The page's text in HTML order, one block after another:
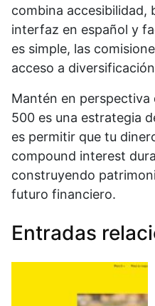
combina accesibilidad,
interfaz en español y
es simple, las
acceso a
Mantén en perspectiva
500 es una estrategia
es permitir que tu
compound interest
construyendo
futuro financiero.
Entradas